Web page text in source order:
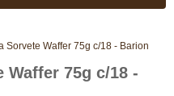
Sorvete Waffer 75g c/18 - Barion
Waffer 75g c/18 -